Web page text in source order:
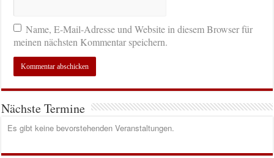
Name, E-Mail-Adresse und Website in diesem Browser für
meinen nächsten Kommentar speichern.
Nächste Termine
Es gibt keine bevorstehenden Veranstaltungen.